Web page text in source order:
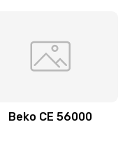
Beko CE 56000